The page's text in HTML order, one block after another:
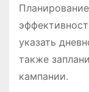
указать
также
кампании.